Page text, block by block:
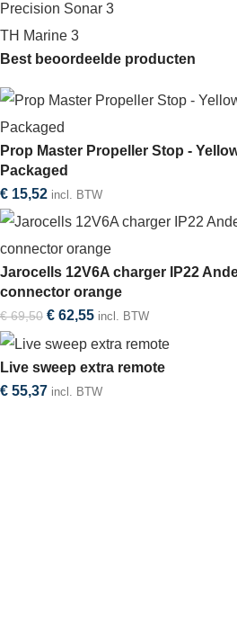
Precision Sonar 3
TH Marine 3
Best beoordeelde producten
Prop Master Propeller Stop -
Packaged
€ 15,52 incl. BTW
Jarocells 12V6A charger IP22
connector orange
€69,50 € 62,55 incl. BTW
Live sweep extra remote
€ 55,37 incl. BTW